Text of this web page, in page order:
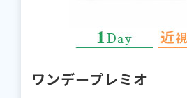
ワンデープレミオ